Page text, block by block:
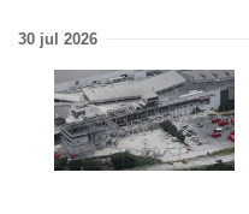
30 jul 2026